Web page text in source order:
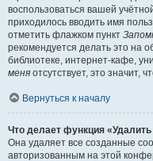
воспользоваться вашей
приходилось вводить имя
отметить флажком пункт
рекомендуется делать это на
библиотеке, интернет-кафе,
меня отсутствует, это значит,
Вернуться к началу
Что делает функция
Она удаляет все созданные
авторизованным на этой